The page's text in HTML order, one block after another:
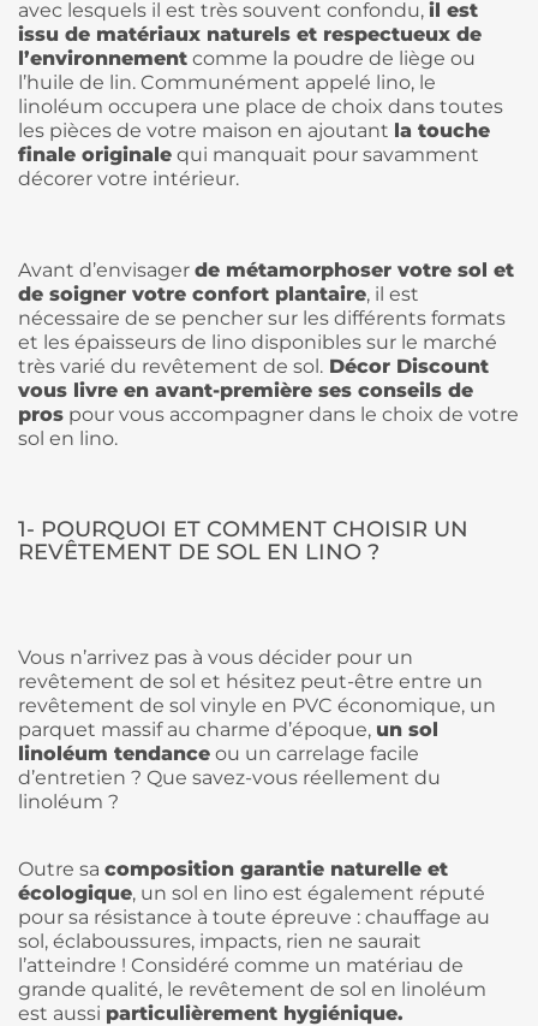
avec lesquels il est très souvent confondu, il est
issu de matériaux naturels et respectueux de
l’environnement comme la poudre de liège ou
l’huile de lin. Communément appelé lino, le
linoléum occupera une place de choix dans toutes
les pièces de votre maison en ajoutant la touche
finale originale qui manquait pour savamment
décorer votre intérieur.
Avant d’envisager de métamorphoser votre sol et
de soigner votre confort plantaire, il est
nécessaire de se pencher sur les différents formats
et les épaisseurs de lino disponibles sur le marché
très varié du revêtement de sol. Décor Discount
vous livre en avant-première ses conseils de
pros pour vous accompagner dans le choix de votre
sol en lino.
1- POURQUOI ET COMMENT CHOISIR UN
REVÊTEMENT DE SOL EN LINO ?
Vous n’arrivez pas à vous décider pour un
revêtement de sol et hésitez peut-être entre un
revêtement de sol vinyle en PVC économique, un
parquet massif au charme d’époque, un sol
linoléum tendance ou un carrelage facile
d’entretien ? Que savez-vous réellement du
linoléum ?
Outre sa composition garantie naturelle et
écologique, un sol en lino est également réputé
pour sa résistance à toute épreuve : chauffage au
sol, éclaboussures, impacts, rien ne saurait
l’atteindre ! Considéré comme un matériau de
grande qualité, le revêtement de sol en linoléum
est aussi particulièrement hygiénique.